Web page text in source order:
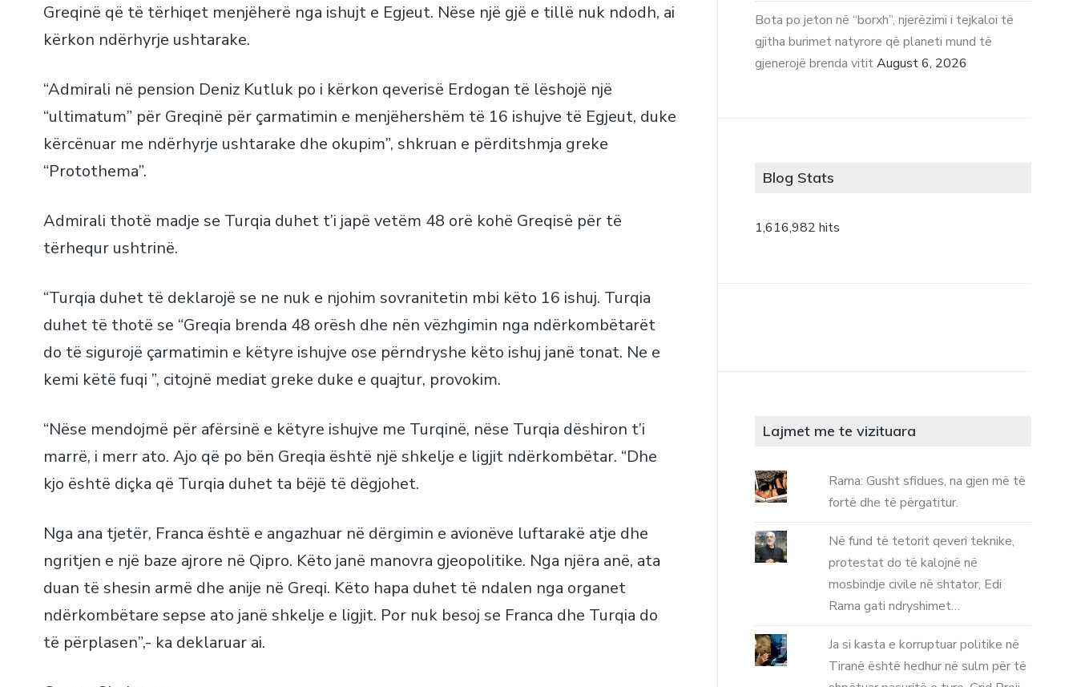
Greqinë që të tërhiqet menjëherë nga ishujt e Egjeut. Nëse një gjë e tillë nuk ndodh, ai
kërkon ndërhyrje ushtarake.
“Admirali në pension Deniz Kutluk po i kërkon qeverisë Erdogan të lëshojë një
“ultimatum” për Greqinë për çarmatimin e menjëhershëm të 16 ishujve të Egjeut, duke
kërcënuar me ndërhyrje ushtarake dhe okupim”, shkruan e përditshmja greke
“Protothema”.
Admirali thotë madje se Turqia duhet t’i japë vetëm 48 orë kohë Greqisë për të
tërhequr ushtrinë.
“Turqia duhet të deklarojë se ne nuk e njohim sovranitetin mbi këto 16 ishuj. Turqia
duhet të thotë se “Greqia brenda 48 orësh dhe nën vëzhgimin nga ndërkombëtarët
do të sigurojë çarmatimin e këtyre ishujve ose përndryshe këto ishuj janë tonat. Ne e
kemi këtë fuqi ”, citojnë mediat greke duke e quajtur, provokim.
“Nëse mendojmë për afërsinë e këtyre ishujve me Turqinë, nëse Turqia dëshiron t’i
marrë, i merr ato. Ajo që po bën Greqia është një shkelje e ligjit ndërkombëtar. “Dhe
kjo është diçka që Turqia duhet ta bëjë të dëgjohet.
Nga ana tjetër, Franca është e angazhuar në dërgimin e avionëve luftarakë atje dhe
ngritjen e një baze ajrore në Qipro. Këto janë manovra gjeopolitike. Nga njëra anë, ata
duan të shesin armë dhe anije në Greqi. Këto hapa duhet të ndalen nga organet
ndërkombëtare sepse ato janë shkelje e ligjit. Por nuk besoj se Franca dhe Turqia do
të përplasen”,- ka deklaruar ai.
Bota po jeton në “borxh”, njerëzimi i tejkaloi të
gjitha burimet natyrore që planeti mund të
gjenerojë brenda vitit August 6, 2026
Blog Stats
1,616,982 hits
Lajmet me te vizituara
Rama: Gusht sfidues, na gjen më të
fortë dhe të përgatitur.
Në fund të tetorit qeveri teknike,
protestat do të kalojnë në
mosbindje civile në shtator, Edi
Rama gati ndryshimet…
Ja si kasta e korruptuar politike në
Tiranë është hedhur në sulm për të